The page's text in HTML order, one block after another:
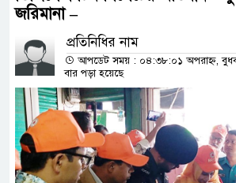
জরিমানা –
প্রতিনিধির নাম
আপডেট সময় : ০৪:৩৮:০১ অপরাহ্ন,
বার পড়া হয়েছে